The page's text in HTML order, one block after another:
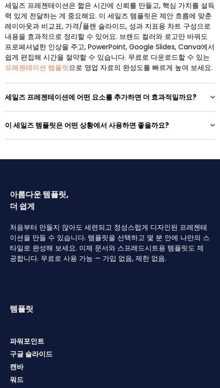
세일즈 프레젠테이션은 짧은 시간에 신뢰를 만들고, 핵심 가치를 설득
력 있게 전달하는 게 중요해요. 이 세일즈 템플릿은 제안 흐름에 맞춘
레이아웃과 비교표, 가격/플랜 슬라이드, 성과 지표용 차트 구성으로
내용을 효과적으로 정리할 수 있어요. 브랜드 컬러와 로고만 바꿔도
프로페셔널한 인상을 주고, PowerPoint, Google Slides, Canva에서
쉽게 편집해 시간을 절약할 수 있습니다. 무료로 다운로드할 수 있는
프레젠테이션 템플릿으로 영업 자료의 완성도를 빠르게 높여 보세요.
세일즈 프레젠테이션에 어떤 요소를 추가하면 더 효과적일까요?
이 세일즈 템플릿은 어떤 상황에서 사용하면 좋을까요?
아름다운 템플릿,
더 쉽게
처음부터 만들지 않아도 세련되고 정성스럽게 디자인된 프레젠테
이션을 만들 수 있습니다. 템플릿을 선택하고 몇 분 안에 나만의 스
타일로 완성해 보세요. 이제 문서와 스프레드시트용 템플릿도 제
공합니다. 무료로 사용 가능 — 가입 없음, 제한 없음.
템플릿
파워포인트
구글 슬라이드
캔바
워드